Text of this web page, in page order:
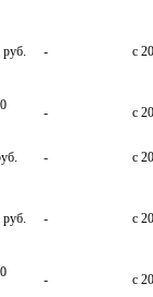
- c
- c
- c
- c
- c